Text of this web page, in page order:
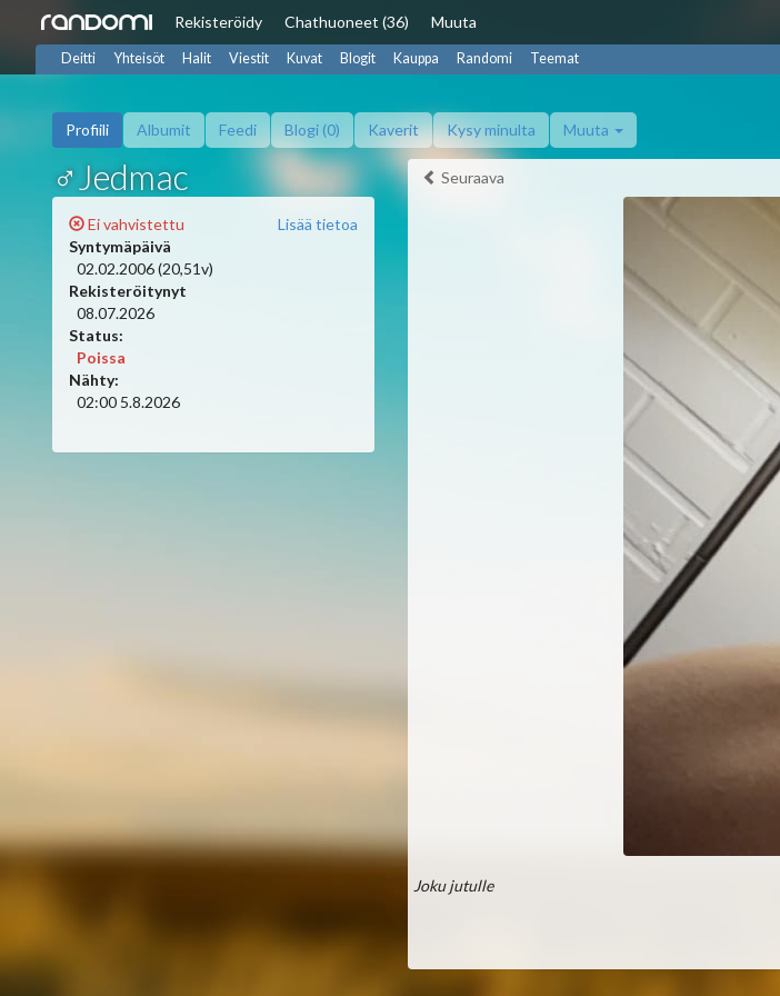
Rekisteröidy Chathuoneet (36) Muuta
Deitti Yhteisöt Halit Viestit Kuvat Blogit Kauppa Randomi Teemat
Profiili Albumit Feedi Blogi (0) Kaverit Kysy minulta Muuta
Seuraava
Joku jutulle
♂Jedmac
Lisää tietoa
Ei vahvistettu
Syntymäpäivä
02.02.2006 (20,51v)
Rekisteröitynyt
08.07.2026
Status:
Poissa
Nähty:
02:00 5.8.2026